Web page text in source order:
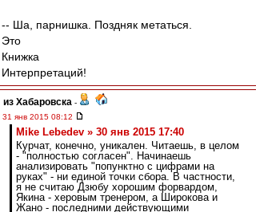
-- Ша, парнишка. Поздняк метаться.
Это
Книжка
Интерпретаций!
из Хабаровска -
31 янв 2015 08:12
Mike Lebedev » 30 янв 2015 17:40
Курчат, конечно, уникален. Читаешь, в целом
- "полностью согласен". Начинаешь
анализировать "попунктно с цифрами на
руках" - ни единой точки сбора. В частности,
я не считаю Дзюбу хорошим форвардом,
Якина - херовым тренером, а Широкова и
Жано - последними действующими